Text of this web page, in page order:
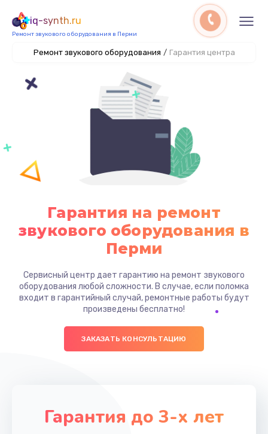
iq-synth.ru
Ремонт звукового оборудования в Перми
Ремонт звукового оборудования / Гарантия центра
Гарантия на ремонт
звукового оборудования в
Перми
Сервисный центр дает гарантию на ремонт звукового
оборудования любой сложности. В случае, если поломка
входит в гарантийный случай, ремонтные работы будут
произведены бесплатно!
ЗАКАЗАТЬ КОНСУЛЬТАЦИЮ
Гарантия до 3-х лет